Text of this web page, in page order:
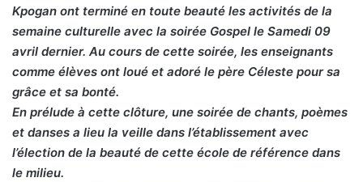
Kpogan ont terminé en toute beauté les activités de la
semaine culturelle avec la soirée Gospel le Samedi 09
avril dernier. Au cours de cette soirée, les enseignants
comme élèves ont loué et adoré le père Céleste pour sa
grâce et sa bonté.
En prélude à cette clôture, une soirée de chants, poèmes
et danses a lieu la veille dans l’établissement avec
l’élection de la beauté de cette école de référence dans
le milieu.